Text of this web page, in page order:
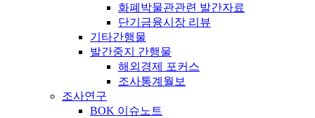
화폐박물관관련 발간자료
단기금융시장 리뷰
기타간행물
발간중지 간행물
해외경제 포커스
조사통계월보
조사연구
BOK 이슈노트